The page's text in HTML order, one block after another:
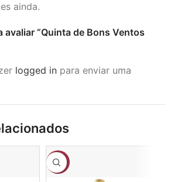
ainda.
avaliar “Quinta de Bons Ventos
logged in para enviar uma
-15%